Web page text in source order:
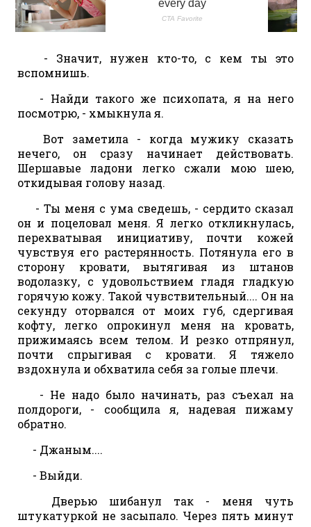
- Значит, нужен кто-то, с кем ты это
вспомнишь.
- Найди такого же психопата, я на него
посмотрю, - хмыкнула я.
Вот заметила - когда мужику сказать
нечего, он сразу начинает действовать.
Шершавые ладони легко сжали мою шею,
откидывая голову назад.
- Ты меня с ума сведешь, - сердито сказал
он и поцеловал меня. Я легко откликнулась,
перехватывая инициативу, почти кожей
чувствуя его растерянность. Потянула его в
сторону кровати, вытягивая из штанов
водолазку, с удовольствием гладя гладкую
горячую кожу. Такой чувствительный.... Он на
секунду оторвался от моих губ, сдергивая
кофту, легко опрокинул меня на кровать,
прижимаясь всем телом. И резко отпрянул,
почти спрыгивая с кровати. Я тяжело
вздохнула и обхватила себя за голые плечи.
- Не надо было начинать, раз съехал на
полдороги, - сообщила я, надевая пижаму
обратно.
- Джаным....
- Выйди.
Дверью шибанул так - меня чуть
штукатуркой не засыпало. Через пять минут